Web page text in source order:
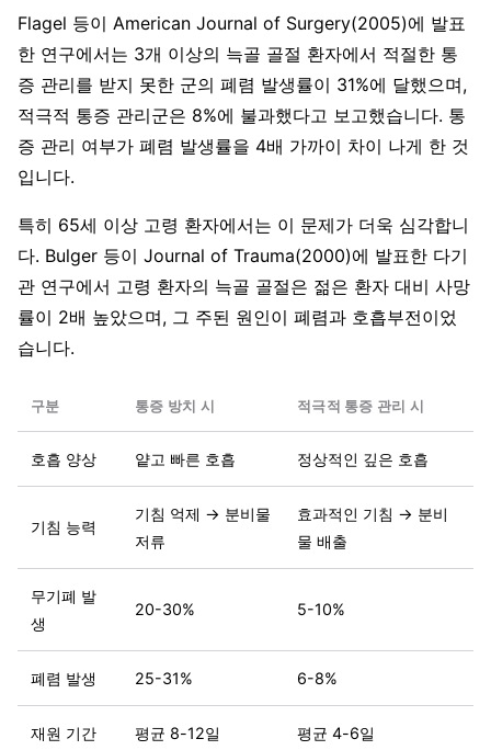
Flagel 등이 American Journal of Surgery(2005)에 발표
한 연구에서는 3개 이상의 늑골 골절 환자에서 적절한 통
증 관리를 받지 못한 군의 폐렴 발생률이 31%에 달했으며,
적극적 통증 관리군은 8%에 불과했다고 보고했습니다. 통
증 관리 여부가 폐렴 발생률을 4배 가까이 차이 나게 한 것
입니다.
특히 65세 이상 고령 환자에서는 이 문제가 더욱 심각합니
다. Bulger 등이 Journal of Trauma(2000)에 발표한 다기
관 연구에서 고령 환자의 늑골 골절은 젊은 환자 대비 사망
률이 2배 높았으며, 그 주된 원인이 폐렴과 호흡부전이었
습니다.
구분 통증 방치 시 적극적 통증 관리 시
호흡 양상 얕고 빠른 호흡 정상적인 깊은 호흡
기침 능력
기침 억제 → 분비물
저류
효과적인 기침 → 분비
물 배출
무기폐 발
생
20-30% 5-10%
폐렴 발생 25-31% 6-8%
재원 기간 평균 8-12일 평균 4-6일